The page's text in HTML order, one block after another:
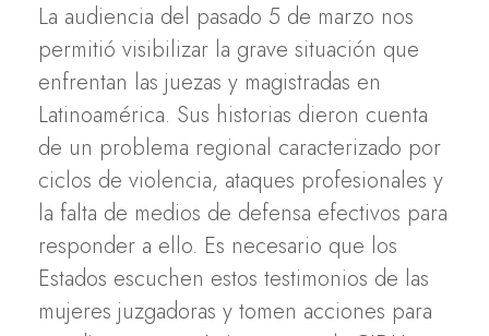
La audiencia del pasado 5 de marzo nos
permitió visibilizar la grave situación que
enfrentan las juezas y magistradas en
Latinoamérica. Sus historias dieron cuenta
de un problema regional caracterizado por
ciclos de violencia, ataques profesionales y
la falta de medios de defensa efectivos para
responder a ello. Es necesario que los
Estados escuchen estos testimonios de las
mujeres juzgadoras y tomen acciones para